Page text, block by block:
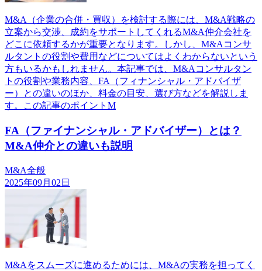
M&A（企業の合併・買収）を検討する際には、M&A戦略の
立案から交渉、成約をサポートしてくれるM&A仲介会社を
どこに依頼するかが重要となります。しかし、M&Aコンサ
ルタントの役割や費用などについてはよくわからないという
方もいるかもしれません。本記事では、M&Aコンサルタン
トの役割や業務内容、FA（フィナンシャル・アドバイザ
ー）との違いのほか、料金の目安、選び方などを解説しま
す。この記事のポイントM
FA（ファイナンシャル・アドバイザー）とは？
M&A仲介との違いも説明
M&A全般
2025年09月02日
M&Aをスムーズに進めるためには、M&Aの実務を担ってく